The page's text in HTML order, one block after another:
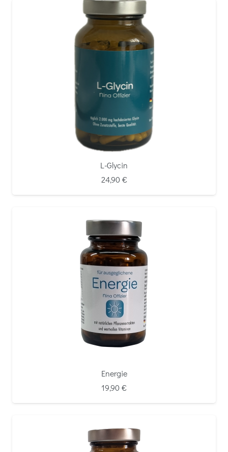
L-Glycin
24,90€
Energie
19,90€